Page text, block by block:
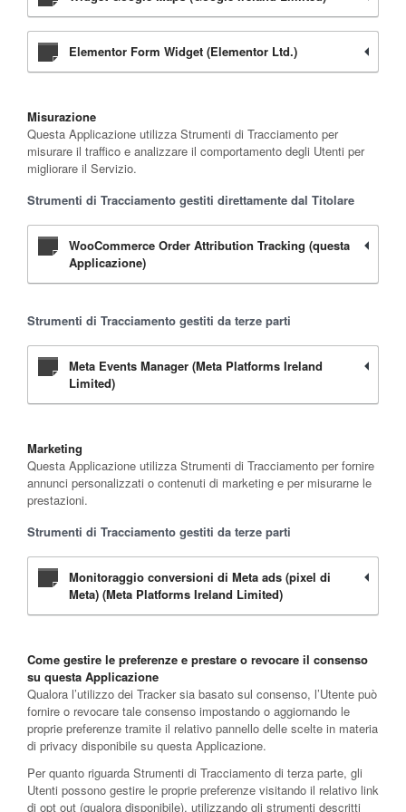
Elementor Form Widget (Elementor Ltd.)
Misurazione
Questa Applicazione utilizza Strumenti di Tracciamento per
misurare il traffico e analizzare il comportamento degli Utenti per
migliorare il Servizio.
Strumenti di Tracciamento gestiti direttamente dal Titolare
WooCommerce Order Attribution Tracking (questa
Applicazione)
Strumenti di Tracciamento gestiti da terze parti
Meta Events Manager (Meta Platforms Ireland
Limited)
Marketing
Questa Applicazione utilizza Strumenti di Tracciamento per fornire
annunci personalizzati o contenuti di marketing e per misurarne le
prestazioni.
Strumenti di Tracciamento gestiti da terze parti
Monitoraggio conversioni di Meta ads (pixel di
Meta) (Meta Platforms Ireland Limited)
Come gestire le preferenze e prestare o revocare il consenso
su questa Applicazione
Qualora l’utilizzo dei Tracker sia basato sul consenso, l’Utente può
fornire o revocare tale consenso impostando o aggiornando le
proprie preferenze tramite il relativo pannello delle scelte in materia
di privacy disponibile su questa Applicazione.
Per quanto riguarda Strumenti di Tracciamento di terza parte, gli
Utenti possono gestire le proprie preferenze visitando il relativo link
di opt out (qualora disponibile), utilizzando gli strumenti descritti